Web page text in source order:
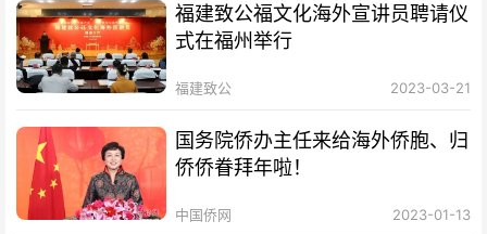
福建致公福文化海外宣讲员聘请仪
式在福州举行
福建致公 2023-03-21
国务院侨办主任来给海外侨胞、归
侨侨眷拜年啦！
中国侨网 2023-01-13